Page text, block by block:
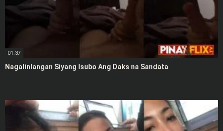
01:37
Nagalinlangan Siyang Isubo Ang Daks na Sandata